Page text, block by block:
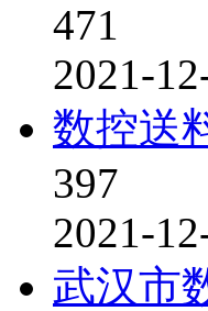
471
2021-
数控送
397
2021-
武汉市